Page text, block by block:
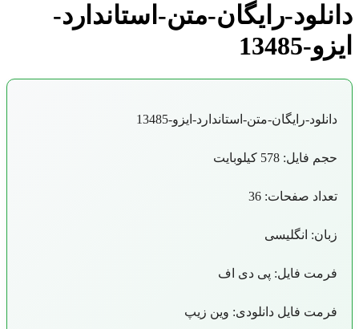
دانلود-رایگان-متن-استاندارد-
ایزو-13485
دانلود-رایگان-متن-استاندارد-ایزو-13485
حجم فایل: 578 کیلوبایت
تعداد صفحات: 36
زبان: انگلیسی
فرمت فایل: پی دی اف
فرمت فایل دانلودی: وین زیپ